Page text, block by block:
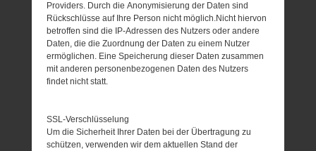
Providers. Durch die Anonymisierung der Daten sind
Rückschlüsse auf Ihre Person nicht möglich.Nicht hiervon
betroffen sind die IP-Adressen des Nutzers oder andere
Daten, die die Zuordnung der Daten zu einem Nutzer
ermöglichen. Eine Speicherung dieser Daten zusammen
mit anderen personenbezogenen Daten des Nutzers
findet nicht statt.
SSL-Verschlüsselung
Um die Sicherheit Ihrer Daten bei der Übertragung zu
schützen, verwenden wir dem aktuellen Stand der